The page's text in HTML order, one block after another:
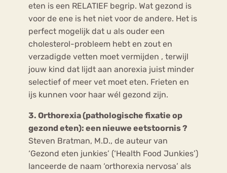
eten is een RELATIEF begrip. Wat gezond is
voor de ene is het niet voor de andere. Het is
perfect mogelijk dat u als ouder een
cholesterol-probleem hebt en zout en
verzadigde vetten moet vermijden , terwijl
jouw kind dat lijdt aan anorexia juist minder
selectief of meer vet moet eten. Frieten en
ijs kunnen voor haar wél gezond zijn.
3. Orthorexia (pathologische fixatie op
gezond eten): een nieuwe eetstoornis ?
Steven Bratman, M.D., de auteur van
‘Gezond eten junkies’ (‘Health Food Junkies’)
lanceerde de naam ‘orthorexia nervosa’ als